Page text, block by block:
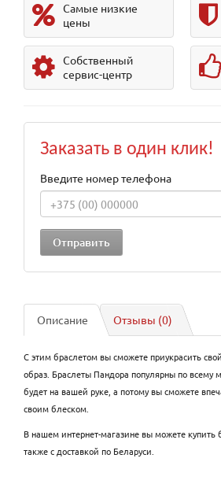
Самые низкие
цены
Собственный
сервис-центр
Заказать в один клик!
Введите номер телефона
Описание Отзывы (0)
С этим браслетом вы сможете приукрасить
образ. Браслеты Пандора популярны по всему
будет на вашей руке, а потому вы сможете
своим блеском.
В нашем интернет-магазине вы можете купить
также с доставкой по Беларуси.